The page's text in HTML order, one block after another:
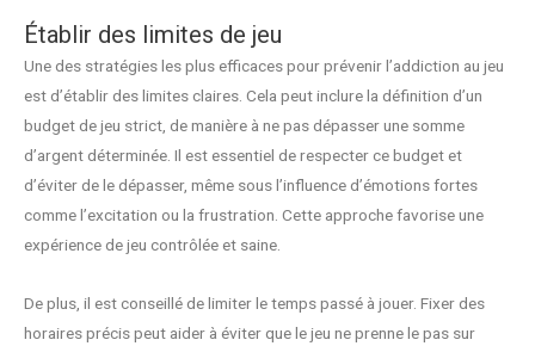
Établir des limites de jeu
Une des stratégies les plus efficaces pour prévenir l’addiction au jeu
est d’établir des limites claires. Cela peut inclure la définition d’un
budget de jeu strict, de manière à ne pas dépasser une somme
d’argent déterminée. Il est essentiel de respecter ce budget et
d’éviter de le dépasser, même sous l’influence d’émotions fortes
comme l’excitation ou la frustration. Cette approche favorise une
expérience de jeu contrôlée et saine.
De plus, il est conseillé de limiter le temps passé à jouer. Fixer des
horaires précis peut aider à éviter que le jeu ne prenne le pas sur